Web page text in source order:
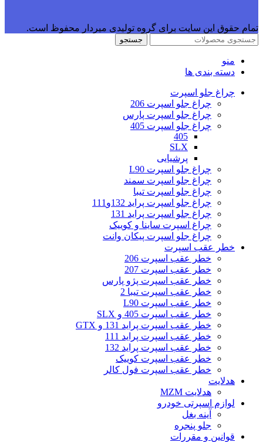
تمام حقوق این سایت برای گروه تولیدی میردار محفوظ است.
جستجو
منو
دسته بندی ها
چراغ جلو اسپرت
چراغ جلو اسپرت 206
چراغ جلو اسپرت پارس
چراغ جلو اسپرت 405
405
SLX
پرشیایی
چراغ جلو اسپرت L90
چراغ جلو اسپرت سمند
چراغ جلو اسپرت تیبا
چراغ جلو اسپرت پراید 132و111
چراغ جلو اسپرت پراید 131
چراغ اسپرت ساینا و کوییک
چراغ جلو اسپرت پیکان وانت
خطر عقب اسپرت
خطر عقب اسپرت 206
خطر عقب اسپرت 207
خطر عقب اسپرت پژو پارس
خطر عقب اسپرت تیبا 2
خطر عقب اسپرت L90
خطر عقب اسپرت 405 و SLX
خطر عقب اسپرت پراید 131 و GTX
خطر عقب اسپرت پراید 111
خطر عقب اسپرت پراید 132
خطر عقب اسپرت کوییک
خطر عقب اسپرت فول کالر
هدلایت
هدلایت MZM
لوازم اسپرتی خودرو
آینه بغل
جلو پنجره
قوانین و مقررات